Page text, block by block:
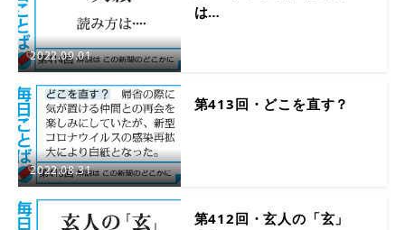
2022.09.01
は…
2022.08.31
第413回・どこを直す？
第412回・玄人の「玄」